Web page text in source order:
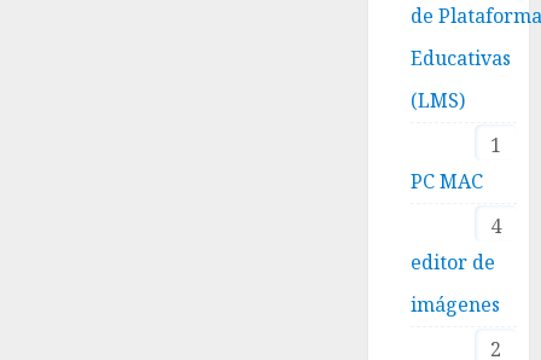
de
Educativas
(LMS)
1
PC MAC
4
editor de
imágenes
2